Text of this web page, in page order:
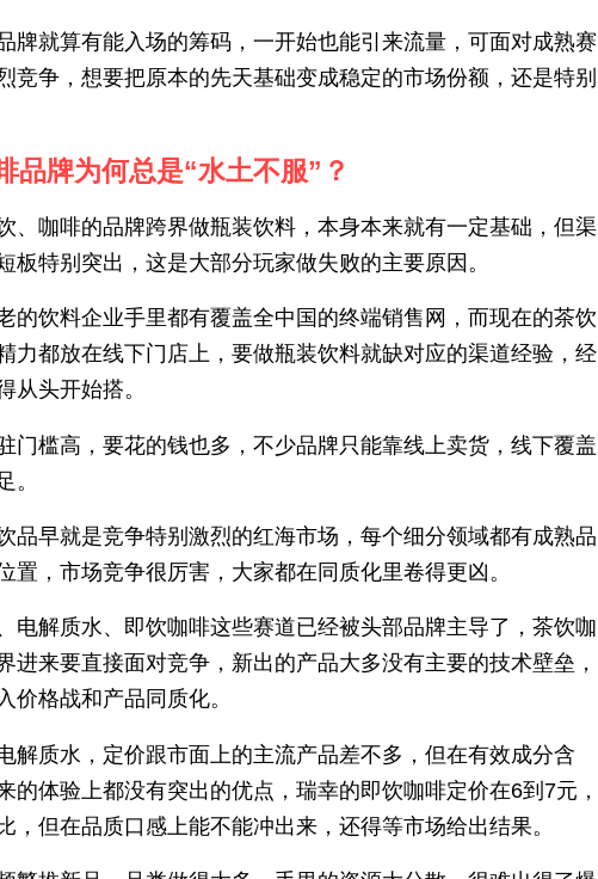
牌就算有能入场的筹码，一开始也能引来流量，可面对成熟赛
竞争，想要把原本的先天基础变成稳定的市场份额，还是特别
品牌为何总是“水土不服”？
、咖啡的品牌跨界做瓶装饮料，本身本来就有一定基础，但渠
板特别突出，这是大部分玩家做失败的主要原因。
的饮料企业手里都有覆盖全中国的终端销售网，而现在的茶饮
力都放在线下门店上，要做瓶装饮料就缺对应的渠道经验，经
从头开始搭。
门槛高，要花的钱也多，不少品牌只能靠线上卖货，线下覆盖
。
品早就是竞争特别激烈的红海市场，每个细分领域都有成熟品
置，市场竞争很厉害，大家都在同质化里卷得更凶。
电解质水、即饮咖啡这些赛道已经被头部品牌主导了，茶饮咖
进来要直接面对竞争，新出的产品大多没有主要的技术壁垒，
价格战和产品同质化。
解质水，定价跟市面上的主流产品差不多，但在有效成分含
的体验上都没有突出的优点，瑞幸的即饮咖啡定价在6到7元，
，但在品质口感上能不能冲出来，还得等市场给出结果。